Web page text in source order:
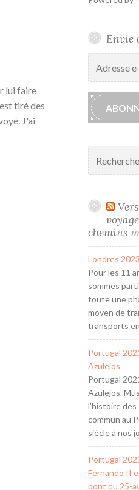
lui faire
tiré des
J'ai
Envie
chemins
Londres
Pour les 11
sommes
toute une
moyen de
transports
Portugal
Azulejos
Portugal
Azulejos.
l'histoire des
commun au
siècle à nos
Portugal
Fernando II
pont du 25-